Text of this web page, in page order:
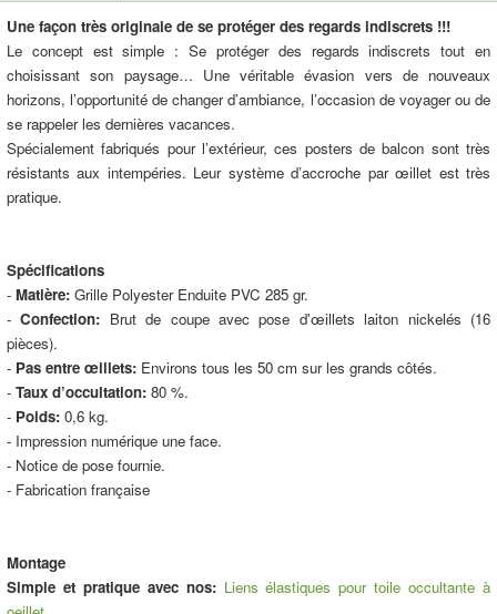
Une façon très originale de se protéger des regards indiscrets !!!
Le concept est simple : Se protéger des regards indiscrets tout en
choisissant son paysage… Une véritable évasion vers de nouveaux
horizons, l’opportunité de changer d’ambiance, l’occasion de voyager ou de
se rappeler les dernières vacances.
Spécialement fabriqués pour l’extérieur, ces posters de balcon sont très
résistants aux intempéries. Leur système d’accroche par œillet est très
pratique.
Spécifications
- Matière: Grille Polyester Enduite PVC 285 gr.
-Confection: Brut de coupe avec pose d'œillets laiton nickelés (16
pièces).
- Pas entre œillets: Environs tous les 50 cm sur les grands côtés.
- Taux d’occultation: 80 %.
- Poids: 0,6 kg.
- Impression numérique une face.
- Notice de pose fournie.
- Fabrication française
Montage
Simple et pratique avec nos: Liens élastiques pour toile occultante à